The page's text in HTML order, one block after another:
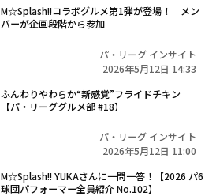
M☆Splash!!コラボグルメ第1弾が登場！ メン
バーが企画段階から参加
パ・リーグ インサイト
2026年5月12日 14:33
ふんわりやわらか“新感覚”フライドチキン
【パ・リーググルメ部 #18】
パ・リーグ インサイト
2026年5月12日 11:00
M☆Splash!! YUKAさんに一問一答！【2026 パ6
球団パフォーマー全員紹介 No.102】